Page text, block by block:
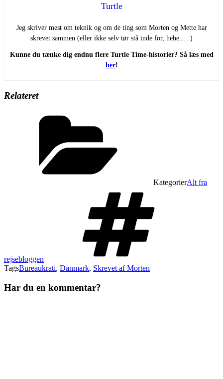
Turtle
Jeg skriver mest om teknik og om de ting som Morten og Mette har
skrevet sammen (eller ikke selv tør stå inde for, hehe…..)
Kunne du tænke dig endnu flere Turtle Time-historier? Så læs med
her!
Relateret
KategorierAlt fra
rejsebloggen
TagsBureaukrati, Danmark, Skrevet af Morten
Har du en kommentar?